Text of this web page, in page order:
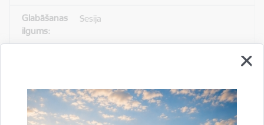
Sesija
uzlabotu vietnes darbību un
pakalpojumus)